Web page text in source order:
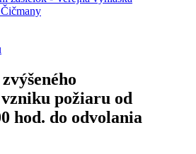
vzniku požiaru od
hod. do odvolania